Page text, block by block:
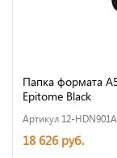
Папка формата
Epitome Black
Артикул 12-HDN901A
18 626 руб.